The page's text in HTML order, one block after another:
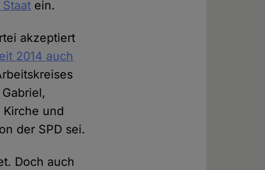
ein.
akzeptiert
2014 auch
und
der SPD sei.
Doch auch